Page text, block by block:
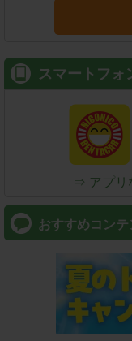
スマートフォ
⇒ アプリ
おすすめコンテ